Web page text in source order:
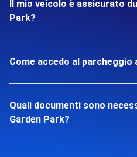
Il mio veicolo è assicurato
Park?
Come accedo al parcheggio
Quali documenti sono
Garden Park?